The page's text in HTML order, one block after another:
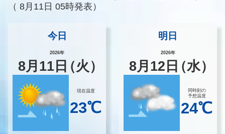
（ 8月11日 05時発表）
今日
2026年
8月 11日（火）
現在温度
23℃
明日
2026年
8月 12 日（水）
同時刻の
予想温度
24℃